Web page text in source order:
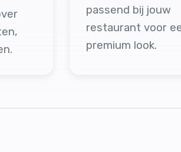
passend bij jouw
restaurant voor
premium look.